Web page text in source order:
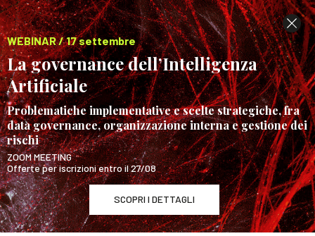
WEBINAR / 17 settembre
La governance dell’Intelligenza
Artificiale
Problematiche implementative e scelte strategiche, fra
data governance, organizzazione interna e gestione dei
rischi
ZOOM MEETING
Offerte per iscrizioni entro il 27/08
SCOPRI I DETTAGLI